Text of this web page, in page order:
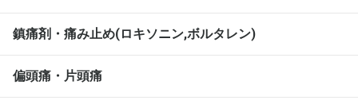
鎮痛剤・痛み止め(ロキソニン,ボルタレン)
偏頭痛・片頭痛